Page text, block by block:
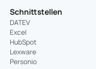
Schnittstellen
DATEV
Excel
HubSpot
Lexware
Personio